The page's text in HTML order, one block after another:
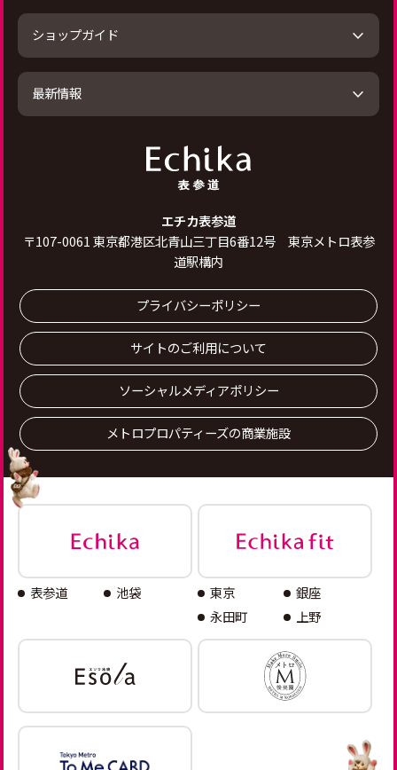
ショップガイド
最新情報
エチカ表参道
〒107-0061 東京都港区北青山三丁目6番12号 東京メトロ表参
道駅構内
プライバシーポリシー
サイトのご利用について
ソーシャルメディアポリシー
メトロプロパティーズの商業施設
表参道 池袋 東京
銀座
永田町
上野